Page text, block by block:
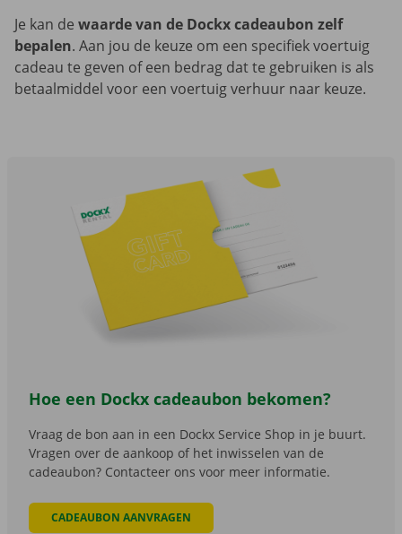
Je kan de waarde van de Dockx cadeaubon zelf
bepalen. Aan jou de keuze om een specifiek voertuig
cadeau te geven of een bedrag dat te gebruiken is als
betaalmiddel voor een voertuig verhuur naar keuze.
Hoe een Dockx cadeaubon bekomen?
Vraag de bon aan in een Dockx Service Shop in je buurt.
Vragen over de aankoop of het inwisselen van de
cadeaubon? Contacteer ons voor meer informatie.
CADEAUBON AANVRAGEN